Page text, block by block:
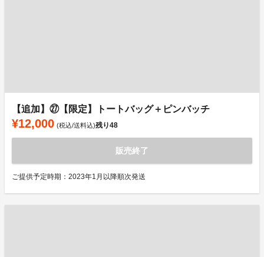
【追加】㉗【限定】トートバッグ＋ピンバッチ
¥12,000 (税込/送料込)残り48
販売終了
ご提供予定時期：2023年1月以降順次発送